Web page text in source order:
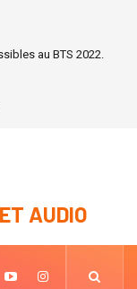
de son père par les
AUDIO